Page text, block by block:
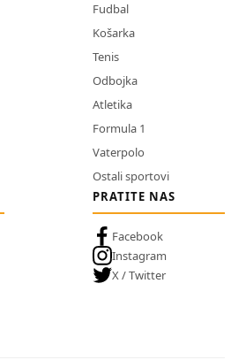
Fudbal
Košarka
Tenis
Odbojka
Atletika
Formula 1
Vaterpolo
Ostali sportovi
PRATITE NAS
Facebook
Instagram
X / Twitter